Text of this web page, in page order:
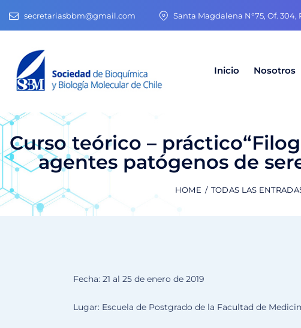
secretariasbbm@gmail.com Santa Magdalena N°75, Of. 304,
Inicio Nosotros
Curso teórico –
agentes patógenos de
HOME TODAS LAS
Fecha: 21 al 25 de enero de 2019
Lugar: Escuela de Postgrado de la Facultad de